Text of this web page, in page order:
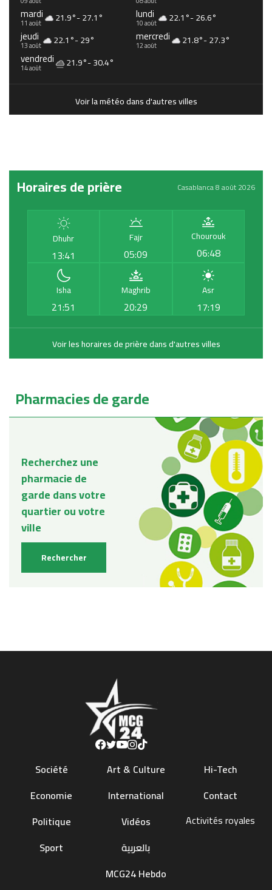
Société
Economie
Politique
Sport
Art & Culture
International
Vidéos
بالعربية
MCG24 Hebdo
Hi-Tech
Contact
Activités royales